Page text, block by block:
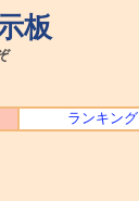
板
ランキング